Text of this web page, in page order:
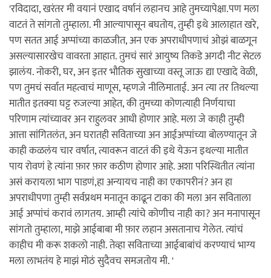
'रविदादा, खरंतर मी वयानं एखाद वर्षानं लहानच आहे तुमच्यापेक्षा.पण मला
वाटतं ते सांगतो तुम्हाला. मी आल्यापासून बघतोय, तुम्ही इथे आलाहात खरे,
पण सतत आई अप्पांच्या काळजीत, अन एक अपराधीपणाचं ओझं बाळगून
असल्यासारखेच वावरता आहात. तुमचं सारं आयुष्य तिकडे अगदी नीट सेटल
झालंय. नोकरी, घर, अन इतर भौतिक सुखाच्या वस्तू जाऊ द्या एखादे वेळी,
पण तुमचं सर्वात महत्वाचं माणूस, म्हणजे नीलिमाताई. अन त्या तर तिथल्या
मातीत इतक्या घट्ट रुजल्या आहेत, की तुमच्या कोणत्याही निर्णयाचा
परिणाम त्यांच्यावर अन राहुलवर आधी होणार आहे. मला जे काही तुम्ही
आत्ता सांगितलंत, अन घरातही सविताच्या अन आईअप्पांच्या बोलण्यातून जे
काही कळलंय चार वर्षात, त्यावरून वाटतं की इथे येऊन इथल्या मातीत
पाय रोवणं हे त्यांना फ़ार फ़ार कठीण होणार आहे. अशा परिस्थितीत त्यांना
असं करायला भाग पाडणं,हा अन्यायच नाही का एकापरीनं? अन हा
अपराधीपणा तुम्ही सर्वप्रथम मनातून काढून टाका की मला अन सविताला
आई अप्पांचं करावं लागतय. आम्ही त्यांचे कोणीच नाही का? अन मनापासून
सांगतो तुम्हाला, माझे आईबाबा मी फ़ार लहान असतानाच गेलेत. त्यांचं
काहीच मी करू शकलो नाही. तेव्हा सविताच्या आईबाबांचं करण्याचं भाग्य
मला लाभतंय हे माझं मोठं सुदैवच समजतोय मी. '